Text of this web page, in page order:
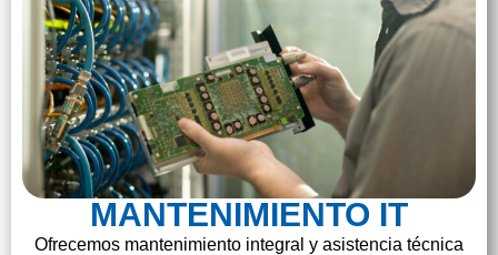
MANTENIMIENTO IT
Ofrecemos mantenimiento integral y asistencia técnica